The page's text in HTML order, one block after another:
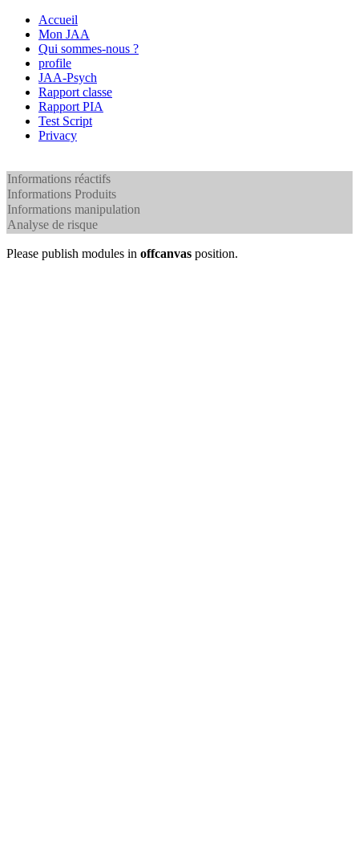
Accueil
Mon JAA
Qui sommes-nous ?
profile
JAA-Psych
Rapport classe
Rapport PIA
Test Script
Privacy
Informations réactifs
Informations Produits
Informations manipulation
Analyse de risque
Please publish modules in offcanvas position.